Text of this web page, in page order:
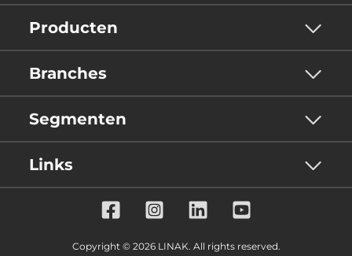
Producten
Branches
Segmenten
Links
Copyright © 2026 LINAK. All rights reserved.